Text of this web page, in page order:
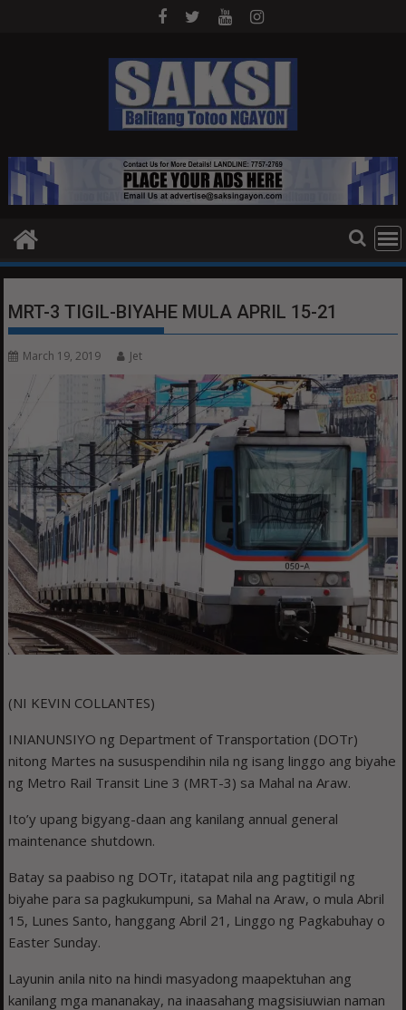
MRT-3 TIGIL-BIYAHE MULA APRIL 15-21
March 19, 2019 Jet
(NI KEVIN COLLANTES)
INIANUNSIYO ng Department of Transportation (DOTr)
nitong Martes na sususpendihin nila ng isang linggo ang biyahe
ng Metro Rail Transit Line 3 (MRT-3) sa Mahal na Araw.
Ito’y upang bigyang-daan ang kanilang annual general
maintenance shutdown.
Batay sa paabiso ng DOTr, itatapat nila ang pagtitigil ng
biyahe para sa pagkukumpuni, sa Mahal na Araw, o mula Abril
15, Lunes Santo, hanggang Abril 21, Linggo ng Pagkabuhay o
Easter Sunday.
Layunin anila nito na hindi masyadong maapektuhan ang
kanilang mga mananakay, na inaasahang magsisiuwian naman